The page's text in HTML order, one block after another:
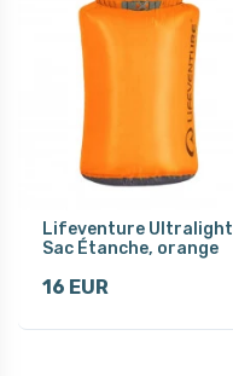
Lifeventure Ultralight
Sac Étanche, orange
16 EUR